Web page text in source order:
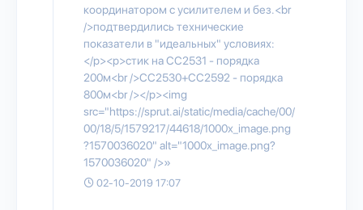
координатором с усилителем и без.<br
/>подтвердились технические
показатели в "идеальных" условиях:
</p><p>стик на CC2531 - порядка
200м<br />CC2530+CC2592 - порядка
800м<br /></p><img
src="https://sprut.ai/static/media/cache/00/
00/18/5/1579217/44618/1000x_image.png
?1570036020" alt="1000x_image.png?
1570036020" />»
02-10-2019 17:07